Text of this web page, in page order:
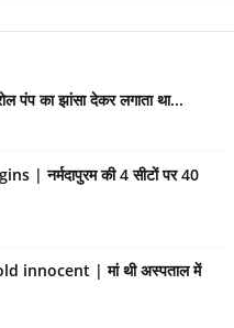
पंप का झांसा देकर लगाता था...
नर्मदापुरम की 4 सीटाें पर 40
innocent | मां थी अस्पताल में